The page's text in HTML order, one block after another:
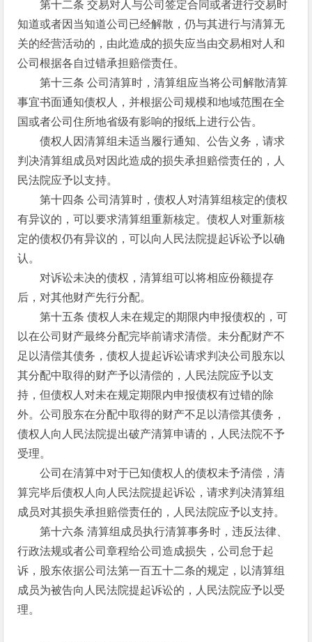
第十二条 交易对人与公司签定合同或者进行交易时
知道或者因当知道公司已经解散，仍与其进行与清算无
关的经营活动的，由此造成的损失应当由交易相对人和
公司根据各自过错承担赔偿责任。
第十三条 公司清算时，清算组应当将公司解散清算
事宜书面通知债权人，并根据公司规模和地域范围在全
国或者公司住所地省级有影响的报纸上进行公告。
债权人因清算组未适当履行通知、公告义务，请求
判决清算组成员对因此造成的损失承担赔偿责任的，人
民法院应予以支持。
第十四条 公司清算时，债权人对清算组核定的债权
有异议的，可以要求清算组重新核定。债权人对重新核
定的债权仍有异议的，可以向人民法院提起诉讼予以确
认。
对诉讼未决的债权，清算组可以将相应份额提存
后，对其他财产先行分配。
第十五条 债权人未在规定的期限内申报债权的，可
以在公司财产最终分配完毕前请求清偿。未分配财产不
足以清偿其债务，债权人提起诉讼请求判决公司股东以
其分配中取得的财产予以清偿的，人民法院应予以支
持，但债权人对未在规定期限内申报债权有过错的除
外。公司股东在分配中取得的财产不足以清偿其债务，
债权人向人民法院提出破产清算申请的，人民法院不予
受理。
公司在清算中对于已知债权人的债权未予清偿，清
算完毕后债权人向人民法院提起诉讼，请求判决清算组
成员对其损失承担赔偿责任的，人民法院应予以支持。
第十六条 清算组成员执行清算事务时，违反法律、
行政法规或者公司章程给公司造成损失，公司怠于起
诉，股东依据公司法第一百五十二条的规定，以清算组
成员为被告向人民法院提起诉讼的，人民法院应予以受
理。